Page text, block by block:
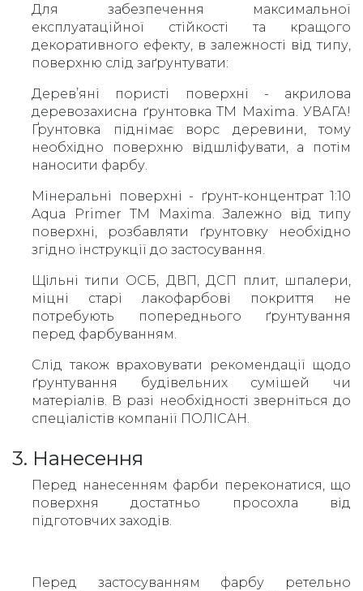
Для забезпечення максимальної
експлуатаційної стійкості та кращого
декоративного ефекту, в залежності від типу,
поверхню слід заґрунтувати:
Дерев’яні пористі поверхні - акрилова
деревозахисна ґрунтовка ТМ Maxima. УВАГА!
Ґрунтовка піднімає ворс деревини, тому
необхідно поверхню відшліфувати, а потім
наносити фарбу.
Мінеральні поверхні - ґрунт-концентрат 1:10
Aqua Primer TM Maxima. Залежно від типу
поверхні, розбавляти ґрунтовку необхідно
згідно інструкції до застосування.
Щільні типи ОСБ, ДВП, ДСП плит, шпалери,
міцні старі лакофарбові покриття не
потребують попереднього ґрунтування
перед фарбуванням.
Слід також враховувати рекомендації щодо
ґрунтування будівельних сумішей чи
матеріалів. В разі необхідності зверніться до
спеціалістів компанії ПОЛІСАН.
3. Нанесення
Перед нанесенням фарби переконатися, що
поверхня достатньо просохла від
підготовчих заходів.
Перед застосуванням фарбу ретельно